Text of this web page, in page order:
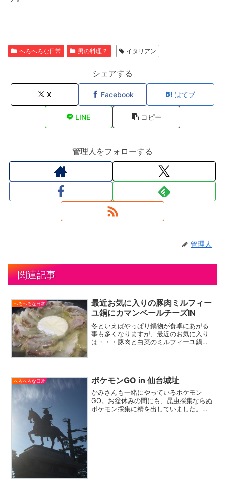
へろへろな日常 男の料理？ イタリアン
シェアする
X Facebook はてブ
LINE コピー
管理人をフォローする
管理人
関連記事
へろへろな日常
最近お気に入りの豚肉ミルフィー
ユ鍋にカマンベールチーズIN
冬といえばやっぱり鍋物が食卓にあがる
事も多くなりますが、最近のお気に入り
は・・・豚肉と白菜のミルフィーユ鍋白
へろへろな日常 ポケモンGO in 仙台城址
かみさんも一緒にやっているポケモン
GO。お盆休みの間にも、昆虫採集ならぬ
ポケモン採集に精を出していました。と